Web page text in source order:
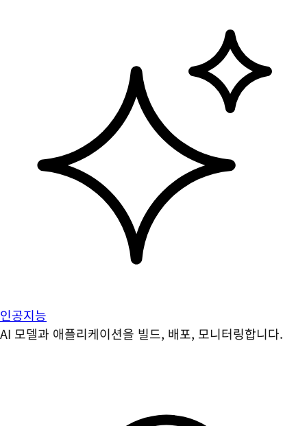
인공지능
AI 모델과 애플리케이션을 빌드, 배포, 모니터링합니다.